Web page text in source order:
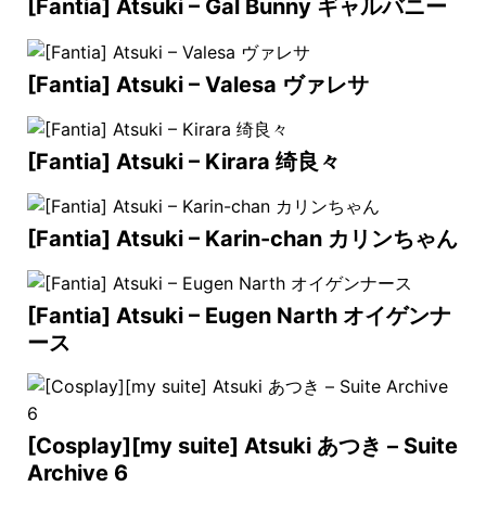
[Fantia] Atsuki – Gal Bunny ギャルバニー
[Fantia] Atsuki – Valesa ヴァレサ
[Fantia] Atsuki – Kirara 绮良々
[Fantia] Atsuki – Karin-chan カリンちゃん
[Fantia] Atsuki – Eugen Narth オイゲンナ
ース
[Cosplay][my suite] Atsuki あつき – Suite
Archive 6